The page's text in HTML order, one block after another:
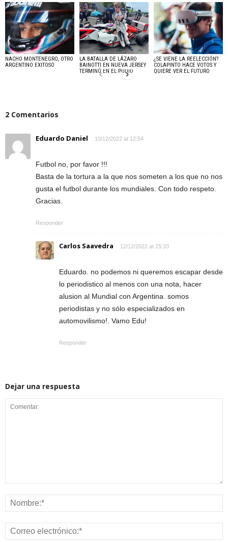
NACHO MONTENEGRO, OTRO
ARGENTINO EXITOSO
LA BATALLA DE LÁZARO
BAINOTTI EN NUEVA JERSEY
TERMINÓ EN EL PODIO
¿SE VIENE LA REELECCIÓN?
COLAPINTO HACE VOTOS Y
QUIERE VER EL FUTURO
2 Comentarios
Eduardo Daniel 10/12/2022 at 12:54
Futbol no, por favor !!!
Basta de la tortura a la que nos someten a los que no nos
gusta el futbol durante los mundiales. Con todo respeto.
Gracias.
Responder
Carlos Saavedra 12/12/2022 at 15:33
Eduardo. no podemos ni queremos escapar desde
lo periodistico al menos con una nota, hacer
alusion al Mundial con Argentina. somos
periodistas y no sólo especializados en
automovilismo!. Vamo Edu!
Responder
Dejar una respuesta